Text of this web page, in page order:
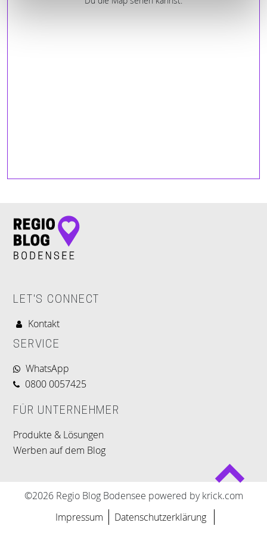
LET'S CONNECT
Kontakt
SERVICE
WhatsApp
0800 0057425
FÜR UNTERNEHMER
Produkte & Lösungen
Werben auf dem Blog
©2026 Regio Blog Bodensee powered by krick.com
Impressum
Datenschutzerklärung